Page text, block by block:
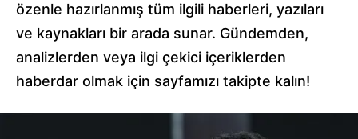
özenle hazırlanmış tüm ilgili haberleri, yazıları
ve kaynakları bir arada sunar. Gündemden,
analizlerden veya ilgi çekici içeriklerden
haberdar olmak için sayfamızı takipte kalın!